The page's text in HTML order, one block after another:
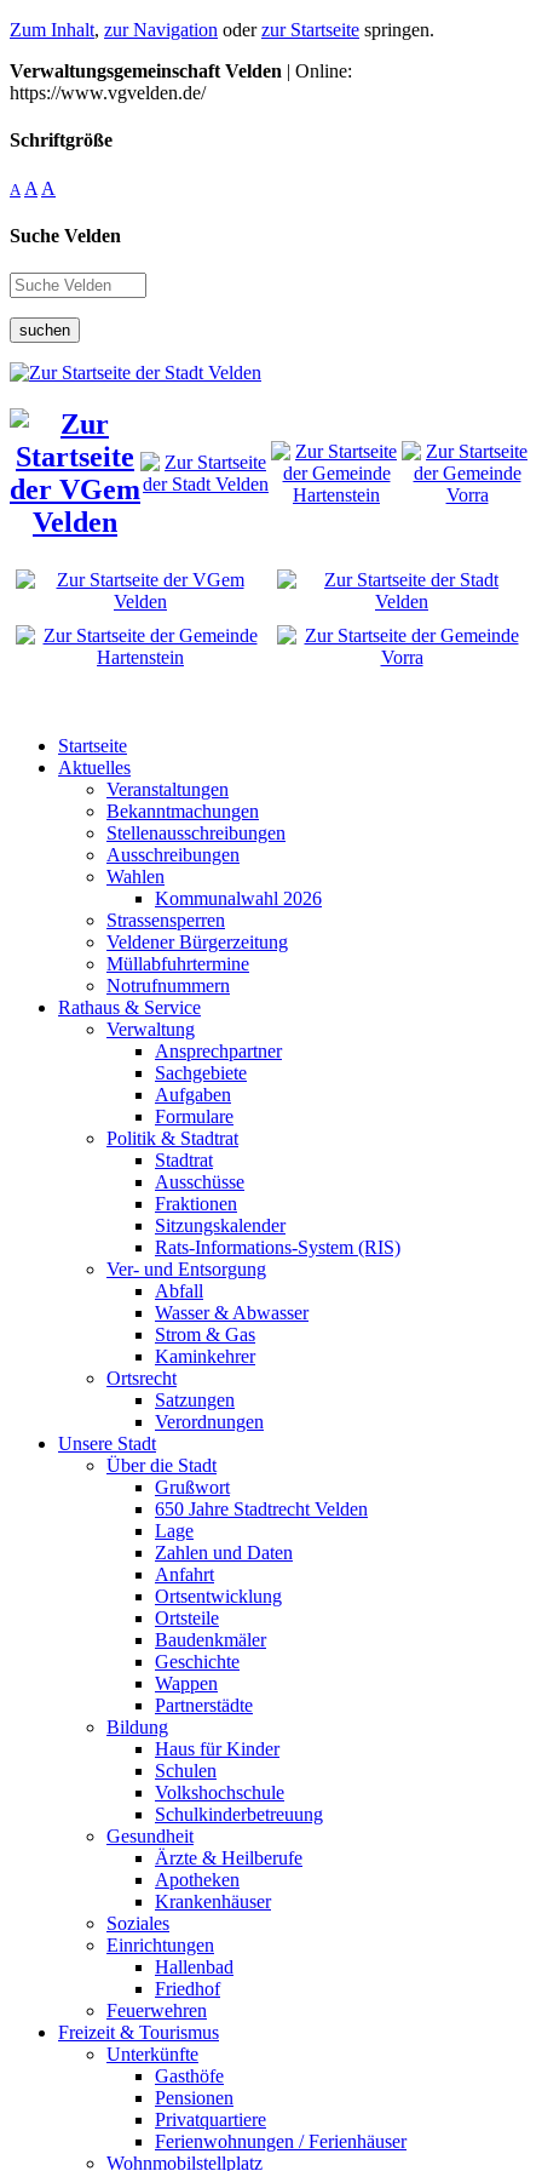
Zum Inhalt, zur Navigation oderzur Startseite springen.
Verwaltungsgemeinschaft Velden | Online:
https://www.vgvelden.de/
Schriftgröße
A A A
Suche Velden
suchen
Startseite
Aktuelles
Veranstaltungen
Bekanntmachungen
Stellenausschreibungen
Ausschreibungen
Wahlen
Kommunalwahl 2026
Strassensperren
Veldener Bürgerzeitung
Müllabfuhrtermine
Notrufnummern
Rathaus & Service
Verwaltung
Ansprechpartner
Sachgebiete
Aufgaben
Formulare
Politik & Stadtrat
Stadtrat
Ausschüsse
Fraktionen
Sitzungskalender
Rats-Informations-System (RIS)
Ver- und Entsorgung
Abfall
Wasser & Abwasser
Strom & Gas
Kaminkehrer
Ortsrecht
Satzungen
Verordnungen
Unsere Stadt
Über die Stadt
Grußwort
650 Jahre Stadtrecht Velden
Lage
Zahlen und Daten
Anfahrt
Ortsentwicklung
Ortsteile
Baudenkmäler
Geschichte
Wappen
Partnerstädte
Bildung
Haus für Kinder
Schulen
Volkshochschule
Schulkinderbetreuung
Gesundheit
Ärzte & Heilberufe
Apotheken
Krankenhäuser
Soziales
Einrichtungen
Hallenbad
Friedhof
Feuerwehren
Freizeit & Tourismus
Unterkünfte
Gasthöfe
Pensionen
Privatquartiere
Ferienwohnungen / Ferienhäuser
Wohnmobilstellplatz